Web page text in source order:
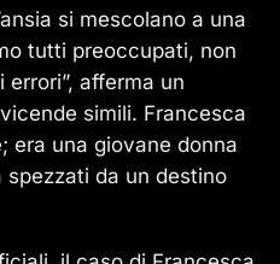
si mescolano a una
tutti preoccupati, non
afferma un
simili. Francesca
era una giovane donna
spezzati da un destino